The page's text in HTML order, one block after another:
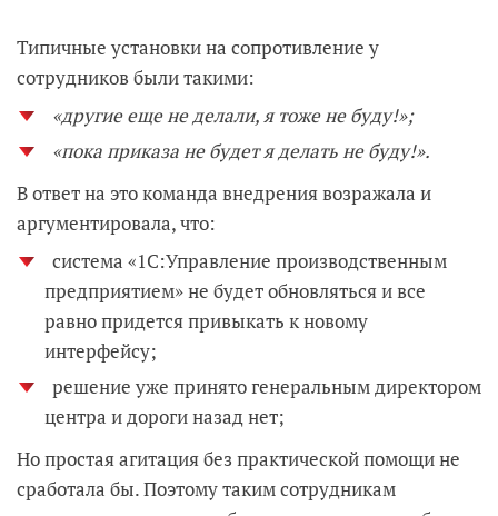
Типичные установки на сопротивление у
сотрудников были такими:
«другие еще не делали, я тоже не буду!»;
«пока приказа не будет я делать не буду!».
В ответ на это команда внедрения возражала и
аргументировала, что:
система «1С:Управление производственным
предприятием» не будет обновляться и все
равно придется привыкать к новому
интерфейсу;
решение уже принято генеральным директором
центра и дороги назад нет;
Но простая агитация без практической помощи не
сработала бы. Поэтому таким сотрудникам